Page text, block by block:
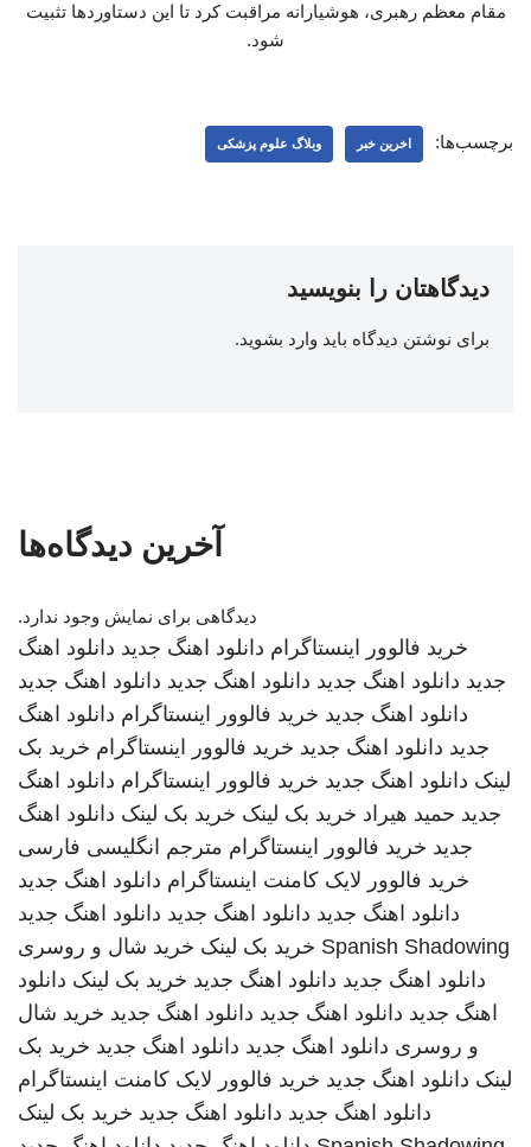
مقام معظم رهبری، هوشیارانه مراقبت کرد تا این دستاوردها تثبیت
شود.
برچسب‌ها: اخرین خبر وبلاگ علوم پزشکی
دیدگاهتان را بنویسید
برای نوشتن دیدگاه باید وارد بشوید.
آخرین دیدگاه‌ها
دیدگاهی برای نمایش وجود ندارد.
خرید فالوور اینستاگرام دانلود اهنگ جدید دانلود اهنگ
جدید دانلود اهنگ جدید دانلود اهنگ جدید دانلود اهنگ جدید
دانلود اهنگ جدید خرید فالوور اینستاگرام دانلود اهنگ
جدید دانلود اهنگ جدید خرید فالوور اینستاگرام خرید بک
لینک دانلود اهنگ جدید خرید فالوور اینستاگرام دانلود اهنگ
جدید حمید هیراد خرید بک لینک خرید بک لینک دانلود اهنگ
جدید خرید فالوور اینستاگرام مترجم انگلیسی فارسی
خرید فالوور لایک کامنت اینستاگرام دانلود اهنگ جدید
دانلود اهنگ جدید دانلود اهنگ جدید دانلود اهنگ جدید
Spanish Shadowing خرید بک لینک خرید شال و روسری
دانلود اهنگ جدید دانلود اهنگ جدید خرید بک لینک دانلود
اهنگ جدید دانلود اهنگ جدید دانلود اهنگ جدید خرید شال
و روسری دانلود اهنگ جدید دانلود اهنگ جدید خرید بک
لینک دانلود اهنگ جدید خرید فالوور لایک کامنت اینستاگرام
دانلود اهنگ جدید دانلود اهنگ جدید خرید بک لینک